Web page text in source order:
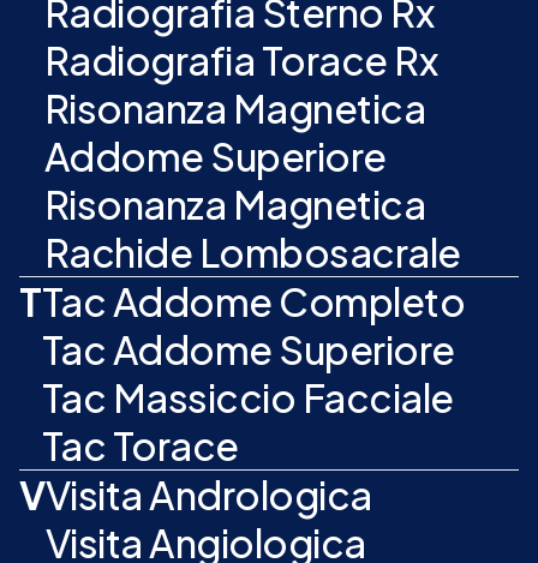
Radiografia Sterno Rx
Radiografia Torace Rx
Risonanza Magnetica
Addome Superiore
Risonanza Magnetica
Rachide Lombosacrale
TTac Addome Completo
Tac Addome Superiore
Tac Massiccio Facciale
Tac Torace
VVisita Andrologica
Visita Angiologica